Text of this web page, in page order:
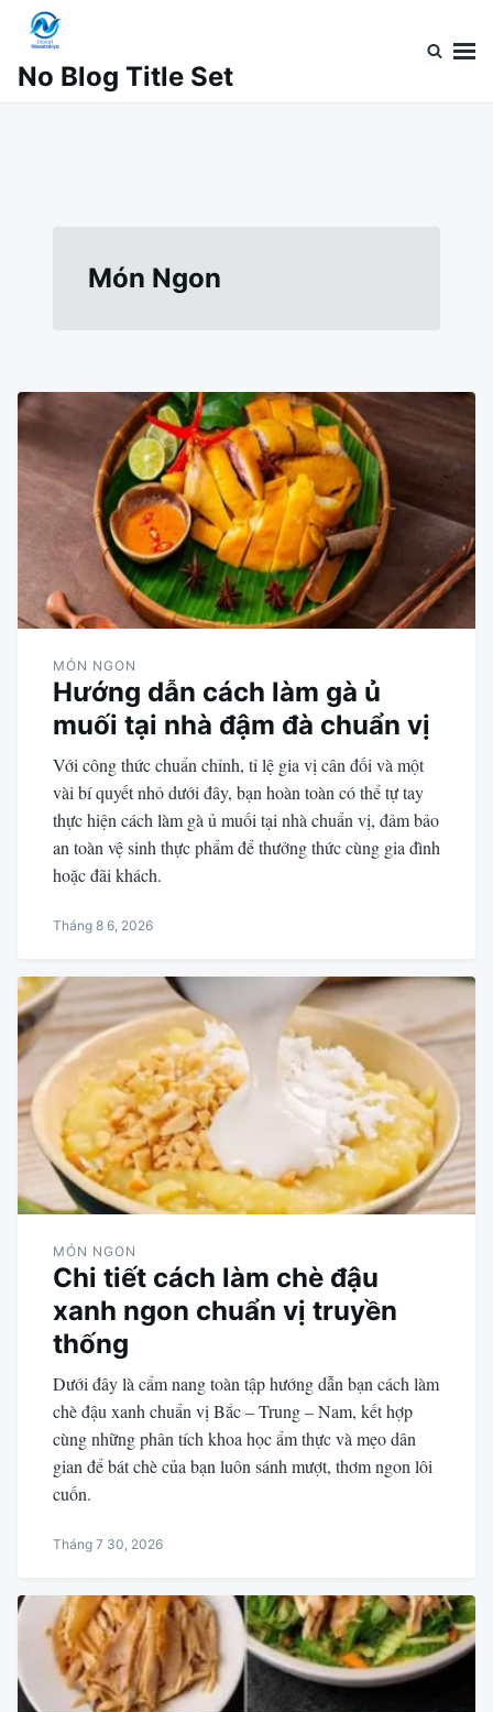
Nhảy
nội
Tìm
kiếm
cho:
No Blog Title Set
Món Ngon
MÓN NGON
Hướng dẫn cách làm gà ủ
muối tại nhà đậm đà chuẩn vị
Với công thức chuẩn chỉnh, tỉ lệ gia vị cân đối và một
vài bí quyết nhỏ dưới đây, bạn hoàn toàn có thể tự tay
thực hiện cách làm gà ủ muối tại nhà chuẩn vị, đảm bảo
an toàn vệ sinh thực phẩm để thưởng thức cùng gia đình
hoặc đãi khách.
Tháng 8 6, 2026
MÓN NGON
Chi tiết cách làm chè đậu
xanh ngon chuẩn vị truyền
thống
Dưới đây là cẩm nang toàn tập hướng dẫn bạn cách làm
chè đậu xanh chuẩn vị Bắc – Trung – Nam, kết hợp
cùng những phân tích khoa học ẩm thực và mẹo dân
gian để bát chè của bạn luôn sánh mượt, thơm ngon lôi
cuốn.
Tháng 7 30, 2026